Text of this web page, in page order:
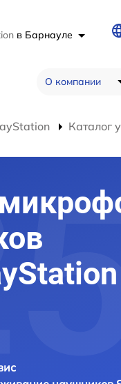
в Барнауле
О компании
Каталог